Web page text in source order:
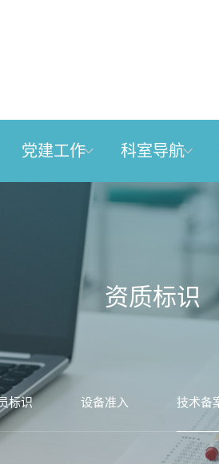
党建工作 科室导航
资质标识
标识 设备准入 技术备